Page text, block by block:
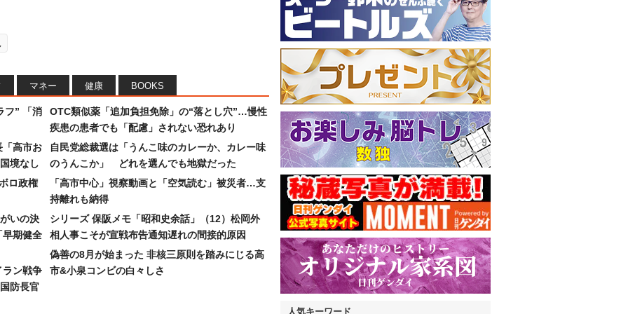
マネー 健康 BOOKS
フ” 「消
「高市お
境なし
ロ政権
いの決
早期健全
ラン戦争
防長官
OTC類似薬「追加負担免除」の“落とし穴”…慢性
疾患の患者でも「配慮」されない恐れあり
自民党総裁選は「うんこ味のカレーか、カレー味
のうんこか」 どれを選んでも地獄だった
「高市中心」視察動画と「空気読む」被災者…支
持離れも納得
シリーズ 保阪メモ「昭和史余話」（12）松岡外
相人事こそが宣戦布告通知遅れの間接的原因
偽善の8月が始まった 非核三原則を踏みにじる高
市&小泉コンビの白々しさ
人気キーワード